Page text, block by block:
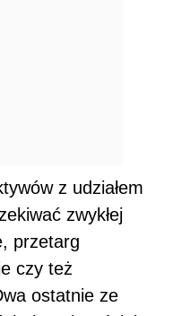
z udziałem
zwykłej
przetarg
czy też
ostatnie ze